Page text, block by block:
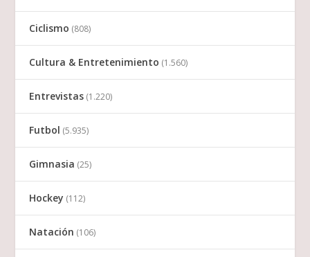
Ciclismo (808)
Cultura & Entretenimiento (1.560)
Entrevistas (1.220)
Futbol (5.935)
Gimnasia (25)
Hockey (112)
Natación (106)